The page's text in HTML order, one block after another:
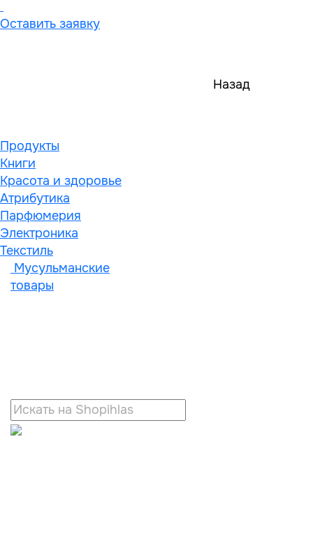
Оставить заявку
Назад
Продукты
Книги
Красота и здоровье
Атрибутика
Парфюмерия
Электроника
Текстиль
Мусульманские
товары